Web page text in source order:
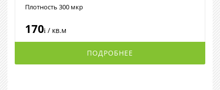
Плотность 300 мкр
170i / кв.м
ПОДРОБНЕЕ